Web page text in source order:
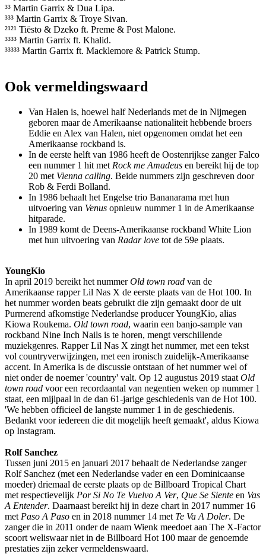
³³ Martin Garrix & Dua Lipa.
³³³ Martin Garrix & Troye Sivan.
²¹²¹ Tiësto & Dzeko ft. Preme & Post Malone.
³³³³ Martin Garrix ft. Khalid.
³³³³³ Martin Garrix ft. Macklemore & Patrick Stump.
Ook vermeldingswaard
Van Halen is, hoewel half Nederlands met de in Nijmegen
geboren maar de Amerikaanse nationaliteit hebbende broers
Eddie en Alex van Halen, niet opgenomen omdat het een
Amerikaanse rockband is.
In de eerste helft van 1986 heeft de Oostenrijkse zanger Falco
een nummer 1 hit met Rock me Amadeus en bereikt hij de top
20 met Vienna calling. Beide nummers zijn geschreven door
Rob & Ferdi Bolland.
In 1986 behaalt het Engelse trio Bananarama met hun
uitvoering van Venus opnieuw nummer 1 in de Amerikaanse
hitparade.
In 1989 komt de Deens-Amerikaanse rockband White Lion
met hun uitvoering van Radar love tot de 59e plaats.
YoungKio
In april 2019 bereikt het nummerOld town road van de
Amerikaanse rapper Lil Nas X de eerste plaats van de Hot 100. In
het nummer worden beats gebruikt die zijn gemaakt door de uit
Purmerend afkomstige Nederlandse producer YoungKio, alias
Kiowa Roukema. Old town road, waarin een banjo-sample van
rockband Nine Inch Nails is te horen, mengt verschillende
muziekgenres. Rapper Lil Nas X zingt het nummer, met een tekst
vol countryverwijzingen, met een ironisch zuidelijk-Amerikaanse
accent. In Amerika is de discussie ontstaan of het nummer wel of
niet onder de noemer 'country' valt. Op 12 augustus 2019 staat Old
town road voor een recordaantal van negentien weken op nummer 1
staat, een mijlpaal in de dan 61-jarige geschiedenis van de Hot 100.
'We hebben officieel de langste nummer 1 in de geschiedenis.
Bedankt voor iedereen die dit mogelijk heeft gemaakt', aldus Kiowa
op Instagram.
Rolf Sanchez
Tussen juni 2015 en januari 2017 behaalt de Nederlandse zanger
Rolf Sanchez (met een Nederlandse vader en een Dominicaanse
moeder) driemaal de eerste plaats op de Billboard Tropical Chart
met respectievelijk Por Si No Te Vuelvo A Ver, Que Se Siente en Vas
A Entender. Daarnaast bereikt hij in deze chart in 2017 nummer 16
met Paso A Paso en in 2018 nummer 14 met Te Va A Doler. De
zanger die in 2011 onder de naam Wienk meedoet aan The X-Factor
scoort weliswaar niet in de Billboard Hot 100 maar de genoemde
prestaties zijn zeker vermeldenswaard.